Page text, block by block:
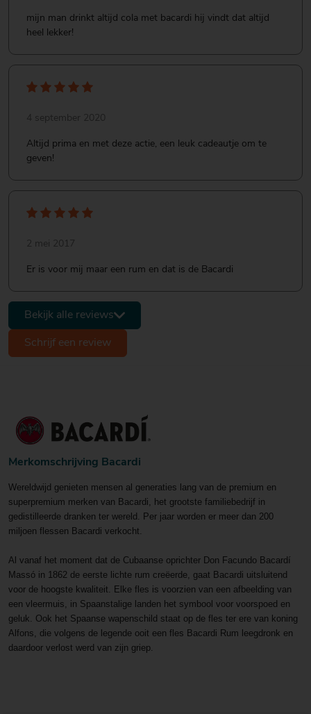
mijn man drinkt altijd cola met bacardi hij vindt dat altijd
heel lekker!
4 september 2020
Altijd prima en met deze actie, een leuk cadeautje om te
geven!
2 mei 2017
Er is voor mij maar een rum en dat is de Bacardi
Schrijf een review
Bekijk alle reviews
Merkomschrijving Bacardi
Wereldwijd genieten mensen al generaties lang van de premium en
superpremium merken van Bacardi, het grootste familiebedrijf in
gedistilleerde dranken ter wereld. Per jaar worden er meer dan 200
miljoen flessen Bacardi verkocht.
Al vanaf het moment dat de Cubaanse oprichter Don Facundo Bacardí
Massó in 1862 de eerste lichte rum creëerde, gaat Bacardi uitsluitend
voor de hoogste kwaliteit.
Elke fles is voorzien van een afbeelding van
een vleermuis, in Spaanstalige landen het symbool voor voorspoed en
geluk. Ook het Spaanse wapenschild staat op de fles ter ere van koning
Alfons, die volgens de legende ooit een fles Bacardi Rum leegdronk en
daardoor verlost werd van zijn griep.